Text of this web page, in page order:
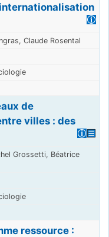
Claude Rosental
de
villes : des
Grossetti, Béatrice
ressource :